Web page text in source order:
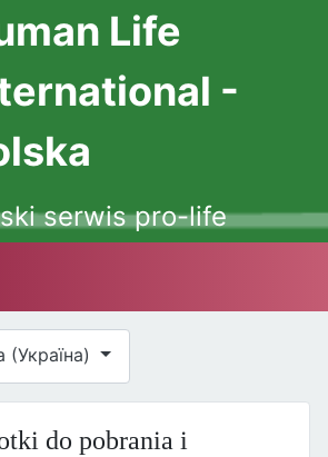
Life
-
serwis pro-life
(Україна)
do pobrania i